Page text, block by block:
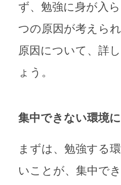
ず、勉強に身が入
つの原因が考えら
原因について、詳
ょう。
集中できない環境
まずは、勉強する
いことが、集中で